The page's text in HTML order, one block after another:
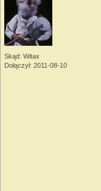
Skąd: Witax
Dołączył: 2011-08-10